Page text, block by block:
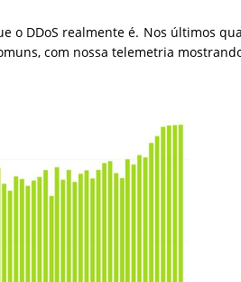
o DDoS realmente é. Nos últimos
com nossa telemetria